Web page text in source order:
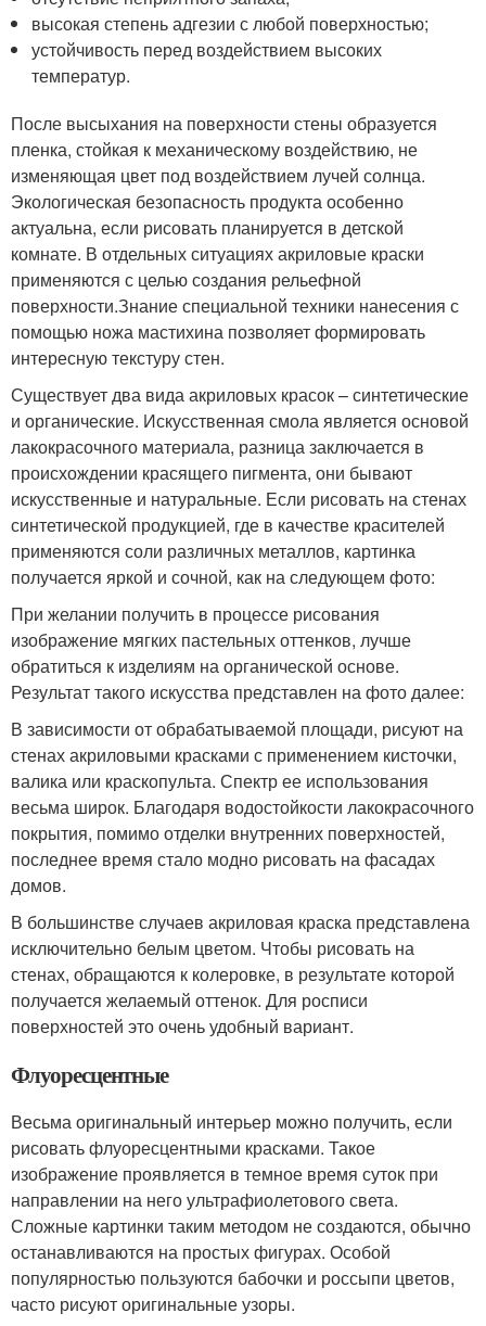
высокая степень адгезии с любой поверхностью;
устойчивость перед воздействием высоких
температур.
После высыхания на поверхности стены образуется
пленка, стойкая к механическому воздействию, не
изменяющая цвет под воздействием лучей солнца.
Экологическая безопасность продукта особенно
актуальна, если рисовать планируется в детской
комнате. В отдельных ситуациях акриловые краски
применяются с целью создания рельефной
поверхности.Знание специальной техники нанесения с
помощью ножа мастихина позволяет формировать
интересную текстуру стен.
Существует два вида акриловых красок – синтетические
и органические. Искусственная смола является основой
лакокрасочного материала, разница заключается в
происхождении красящего пигмента, они бывают
искусственные и натуральные. Если рисовать на стенах
синтетической продукцией, где в качестве красителей
применяются соли различных металлов, картинка
получается яркой и сочной, как на следующем фото:
При желании получить в процессе рисования
изображение мягких пастельных оттенков, лучше
обратиться к изделиям на органической основе.
Результат такого искусства представлен на фото далее:
В зависимости от обрабатываемой площади, рисуют на
стенах акриловыми красками с применением кисточки,
валика или краскопульта. Спектр ее использования
весьма широк. Благодаря водостойкости лакокрасочного
покрытия, помимо отделки внутренних поверхностей,
последнее время стало модно рисовать на фасадах
домов.
В большинстве случаев акриловая краска представлена
исключительно белым цветом. Чтобы рисовать на
стенах, обращаются к колеровке, в результате которой
получается желаемый оттенок. Для росписи
поверхностей это очень удобный вариант.
Флуоресцентные
Весьма оригинальный интерьер можно получить, если
рисовать флуоресцентными красками. Такое
изображение проявляется в темное время суток при
направлении на него ультрафиолетового света.
Сложные картинки таким методом не создаются, обычно
останавливаются на простых фигурах. Особой
популярностью пользуются бабочки и россыпи цветов,
часто рисуют оригинальные узоры.